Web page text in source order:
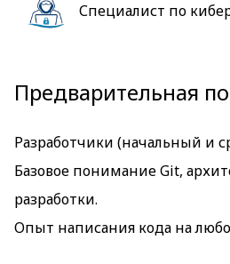
Специалист по
Предварительная
Разработчики (начальный и
Базовое понимание Git,
разработки.
Опыт написания кода на